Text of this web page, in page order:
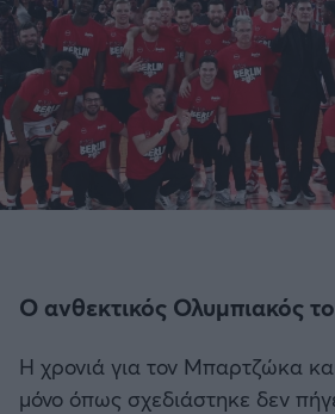
Ο ανθεκτικός Ολυμπιακός
Η χρονιά για τον Μπαρτζώκα
μόνο όπως σχεδιάστηκε δεν